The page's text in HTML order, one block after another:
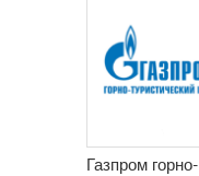
Газпром горно-